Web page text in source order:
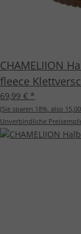
CHAMELIION
fleece
69,99 € *
(Sie sparen 18%, also
Unverbindliche